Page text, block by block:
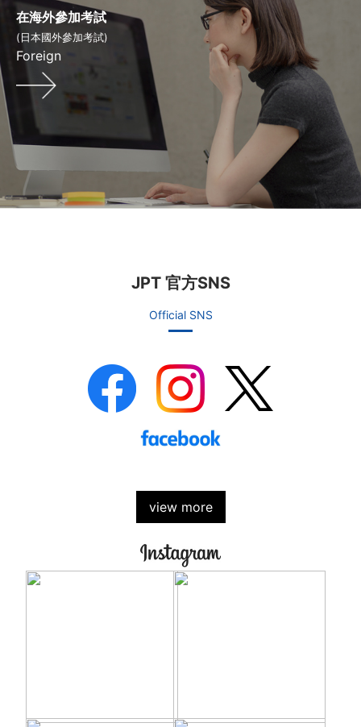
在海外參加考試
(日本國外參加考試)
Foreign
JPT 官方SNS
Official SNS
view more